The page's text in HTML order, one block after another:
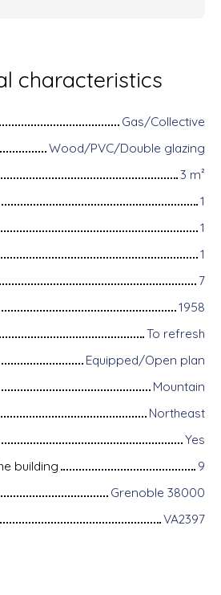
characteristics
Gas/Collective
Wood/PVC/Double glazing
3 m²
1
1
1
7
1958
To refresh
Equipped/Open plan
Mountain
Northeast
Yes
building
9
Grenoble 38000
VA2397